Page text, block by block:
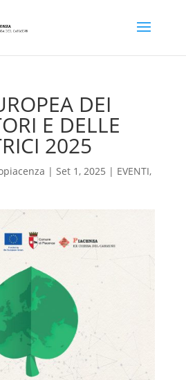
DEI
E DELLE
2025
| Set 1, 2025 | EVENTI,